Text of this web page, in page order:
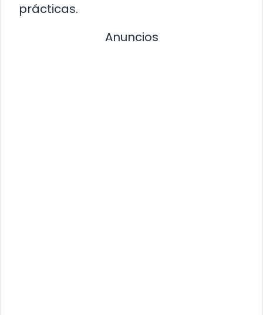
prácticas.
Anuncios